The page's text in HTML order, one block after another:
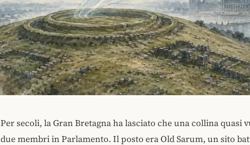
Per secoli, la Gran Bretagna ha lasciato che una collina quasi
due membri in Parlamento. Il posto era Old Sarum, un sito